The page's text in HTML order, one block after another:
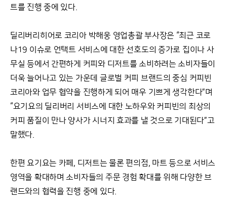
트를 진행 중에 있다.
딜리버리히어로 코리아 박해웅 영업총괄 부사장은 “최근 코로
나19 이슈로 언택트 서비스에 대한 선호도의 증가로 집이나 사
무실 등에서 간편하게 커피와 디저트를 소비하려는 소비자들이
더욱 늘어나고 있는 가운데 글로벌 커피 브랜드의 중심 커피빈
코리아와 업무 협약을 진행하게 되어 매우 기쁘게 생각한다”며
“요기요의 딜리버리 서비스에 대한 노하우와 커피빈의 최상의
커피 품질이 만나 양사가 시너지 효과를 낼 것으로 기대된다”고
말했다.
한편 요기요는 카페, 디저트는 물론 편의점, 마트 등으로 서비스
영역을 확대하며 소비자들의 주문 경험 확대를 위해 다양한 브
랜드와의 협력을 진행 중에 있다.